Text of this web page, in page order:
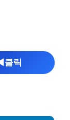
클릭